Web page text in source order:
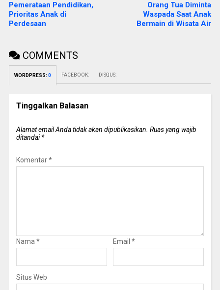
Pemerataan Pendidikan,
Prioritas Anak di
Perdesaan
Orang Tua Diminta
Waspada Saat Anak
Bermain di Wisata Air
COMMENTS
WORDPRESS: 0 FACEBOOK: DISQUS:
Tinggalkan Balasan
Alamat email Anda tidak akan dipublikasikan. Ruas yang wajib
ditandai*
Komentar*
Nama* Email *
Situs Web